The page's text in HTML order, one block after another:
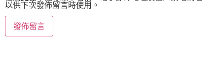
以供下次發佈留言時使用。